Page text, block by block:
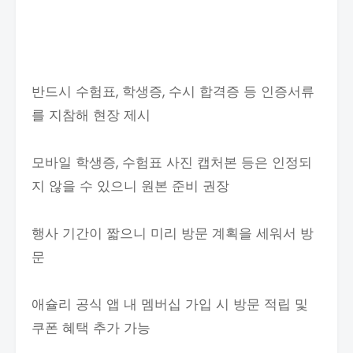
반드시 수험표, 학생증, 수시 합격증 등 인증서류
를 지참해 현장 제시
모바일 학생증, 수험표 사진 캡처본 등은 인정되
지 않을 수 있으니 원본 준비 권장
행사 기간이 짧으니 미리 방문 계획을 세워서 방
문
애슐리 공식 앱 내 멤버십 가입 시 방문 적립 및
쿠폰 혜택 추가 가능